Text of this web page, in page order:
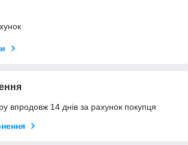
впродовж 14 днів за рахунок покупця